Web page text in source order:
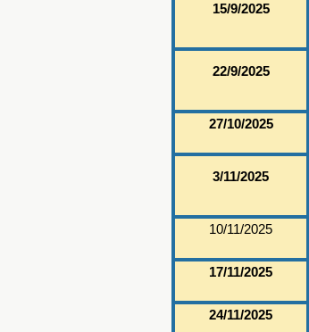
15/9/2025
22/9/2025
27/10/2025
3/11/2025
10/11/2025
17/11/2025
24/11/2025